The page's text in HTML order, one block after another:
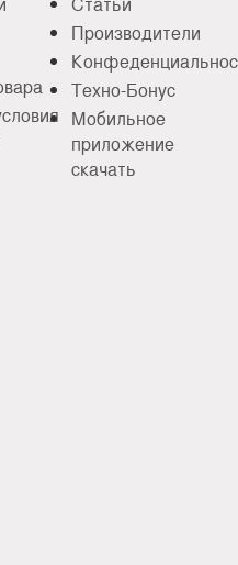
Производители
Техно-Бонус
Мобильное
приложение
скачать